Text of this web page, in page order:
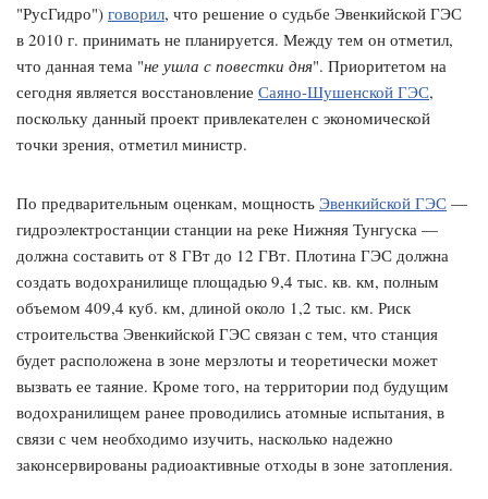
"РусГидро") говорил, что решение о судьбе Эвенкийской ГЭС
в 2010 г. принимать не планируется. Между тем он отметил,
что данная тема "не ушла с повестки дня". Приоритетом на
сегодня является восстановление Саяно-Шушенской ГЭС,
поскольку данный проект привлекателен с экономической
точки зрения, отметил министр.
По предварительным оценкам, мощность Эвенкийской ГЭС —
гидроэлектростанции станции на реке Нижняя Тунгуска —
должна составить от 8 ГВт до 12 ГВт. Плотина ГЭС должна
создать водохранилище площадью 9,4 тыс. кв. км, полным
объемом 409,4 куб. км, длиной около 1,2 тыс. км. Риск
строительства Эвенкийской ГЭС связан с тем, что станция
будет расположена в зоне мерзлоты и теоретически может
вызвать ее таяние. Кроме того, на территории под будущим
водохранилищем ранее проводились атомные испытания, в
связи с чем необходимо изучить, насколько надежно
законсервированы радиоактивные отходы в зоне затопления.